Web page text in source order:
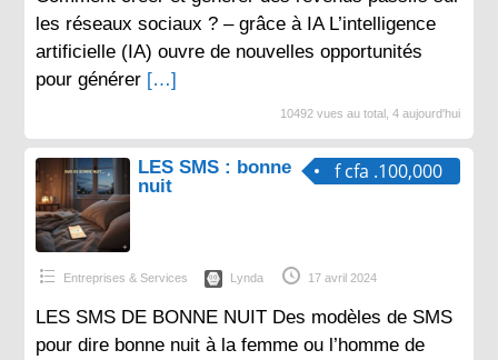
les réseaux sociaux ? – grâce à IA L’intelligence
artificielle (IA) ouvre de nouvelles opportunités
pour générer […]
10492 vues au total, 4 aujourd'hui
f cfa .100,000
LES SMS : bonne
nuit
Entreprises & Services Lynda 17 avril 2024
LES SMS DE BONNE NUIT Des modèles de SMS
pour dire bonne nuit à la femme ou l’homme de